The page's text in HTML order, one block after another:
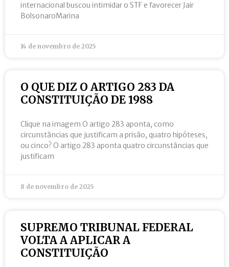
internacional buscou intimidar o STF e favorecer Jair
BolsonaroMarina
14 de novembro de 2025
O QUE DIZ O ARTIGO 283 DA
CONSTITUIÇÃO DE 1988
Clique na imagem O artigo 283 aponta, como
circunstâncias que justificam a prisão, quatro hipóteses,
ou cinco? O artigo 283 aponta quatro circunstâncias que
justificam
8 de novembro de 2025
SUPREMO TRIBUNAL FEDERAL
VOLTA A APLICAR A
CONSTITUIÇÃO